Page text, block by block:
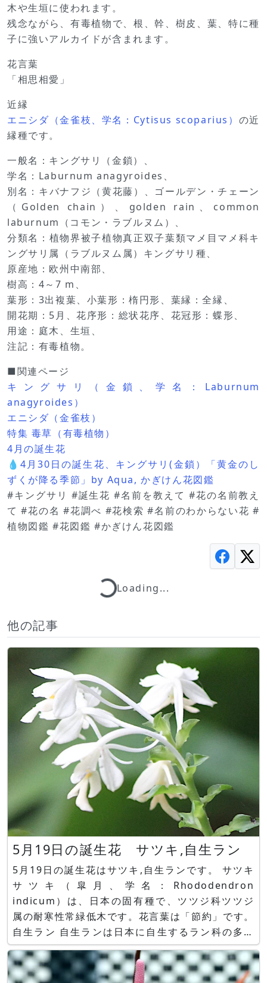
木や生垣に使われます。
残念ながら、有毒植物で、根、幹、樹皮、葉、特に種
子に強いアルカイドが含まれます。
花言葉
「相思相愛」
近縁
エニシダ（金雀枝、学名：Cytisus scoparius） の近
縁種です。
一般名：キングサリ（金鎖）、
学名：Laburnum anagyroides、
別名：キバナフジ（黄花藤）、ゴールデン・チェーン
（Golden chain）、golden rain、common
laburnum（コモン・ラブルヌム）、
分類名：植物界被子植物真正双子葉類マメ目マメ科キ
ングサリ属（ラブルヌム属）キングサリ種、
原産地：欧州中南部、
樹高：4～7 m、
葉形：3出複葉、小葉形：楕円形、葉縁：全縁、
開花期：5月、花序形：総状花序、花冠形：蝶形、
用途：庭木、生垣、
注記：有毒植物。
■関連ページ
キングサリ（金鎖、学名：Laburnum
anagyroides）
エニシダ（金雀枝）
特集 毒草（有毒植物）
4月の誕生花
💧4月30日の誕生花、キングサリ(金鎖）「黄金のし
ずくが降る季節」by Aqua, かぎけん花図鑑
#キングサリ #誕生花 #名前を教えて #花の名前教え
て #花の名 #花調べ #花検索 #名前のわからない花 #
植物図鑑 #花図鑑 #かぎけん花図鑑
Loading...
Loading...
他の記事
5月19日の誕生花 サツキ,自生ラン
5月19日の誕生花はサツキ,自生ランです。 サツキ
サツキ（皐月、学名：Rhododendron
indicum）は、日本の固有種で、ツツジ科ツツジ
属の耐寒性常緑低木です。花言葉は「節約」です。
自生ラン 自生ランは日本に自生するラン科の多年
草「野生ラン」です。花言葉は「静寂」です。自生
ランの種類には以下のものがあります。 ツルラン
（鶴蘭、学名：Calanthe triplicata）、